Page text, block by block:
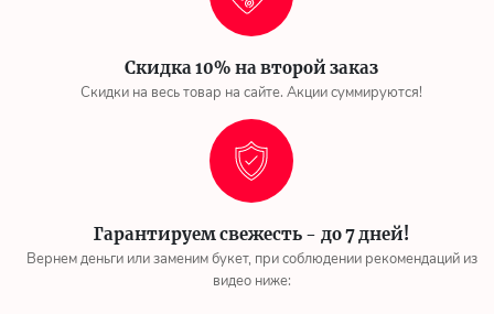
Скидка 10% на второй заказ
Скидки на весь товар на сайте. Акции суммируются!
Гарантируем свежесть - до 7 дней!
Вернем деньги или заменим букет, при соблюдении рекомендаций из
видео ниже: